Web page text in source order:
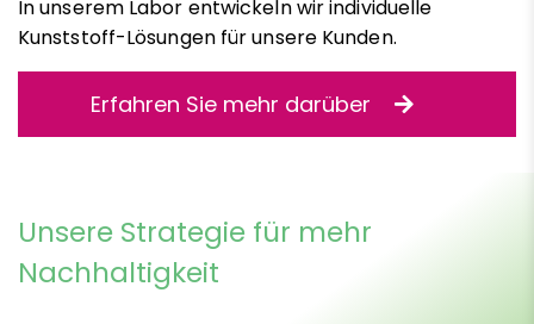
In unserem Labor entwickeln wir individuelle
Kunststoff-Lösungen für unsere Kunden.
Erfahren Sie mehr darüber
Unsere Strategie für mehr
Nachhaltigkeit